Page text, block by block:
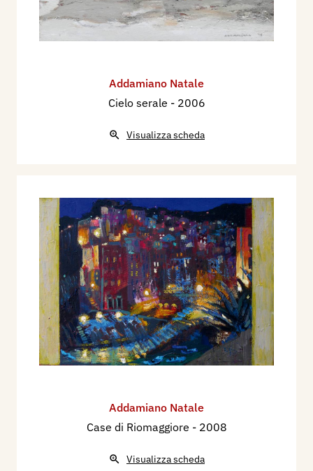
Addamiano Natale
Cielo serale - 2006
Visualizza scheda
Addamiano Natale
Case di Riomaggiore - 2008
Visualizza scheda